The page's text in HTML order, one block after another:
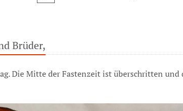
Brüder,
Die Mitte der Fastenzeit ist überschritten und